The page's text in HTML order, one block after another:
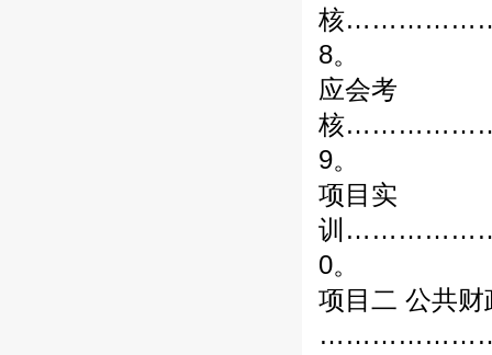
核
8。
应会考
核
9。
项目实
训
0。
项目二 公共财